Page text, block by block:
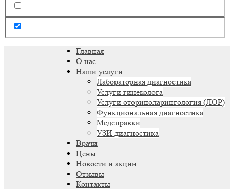
Главная
О нас
Наши услуги
Лабораторная диагностика
Услуги гинеколога
Услуги оториноларингология (ЛОР)
Функциональная диагностика
Медсправки
УЗИ диагностика
Врачи
Цены
Новости и акции
Отзывы
Контакты